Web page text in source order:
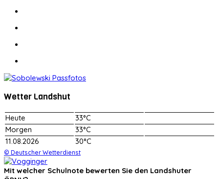
Wetter Landshut
Heute
33°C
Morgen
33°C
11.08.2026
30°C
© Deutscher Wetterdienst
Mit welcher Schulnote bewerten Sie den Landshuter